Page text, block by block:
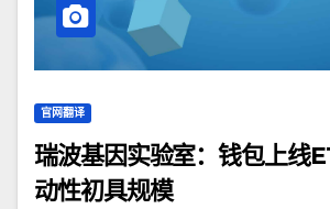
官网翻译
瑞波基因实验室：钱包上线
动性初具规模